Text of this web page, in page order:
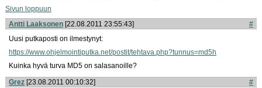
Sivun loppuun
Antti Laaksonen [22.08.2011 23:55:43]
#
Uusi putkaposti on ilmestynyt:
https://www.ohjelmointiputka.net/postit/tehtava.php?tunnus=md5h
Kuinka hyvä turva MD5 on salasanoille?
Grez [23.08.2011 00:10:32]
#